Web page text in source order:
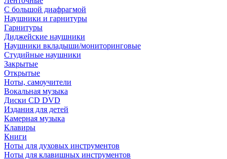
С большой диафрагмой
Наушники и гарнитуры
Гарнитуры
Диджейские наушники
Наушники вкладыши/мониторинговые
Студийные наушники
Закрытые
Открытые
Ноты, самоучители
Вокальная музыка
Диски CD DVD
Издания для детей
Камерная музыка
Клавиры
Книги
Ноты для духовых инструментов
Ноты для клавишных инструментов